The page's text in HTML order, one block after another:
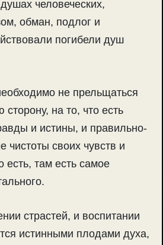
человеческих,
обман, подлог и
погибели душ
не прельщаться
на то, что есть
и истины, и правильно-
чистоты своих чувств и
есть, там есть самое
страстей, и воспитании
истинными плодами духа,